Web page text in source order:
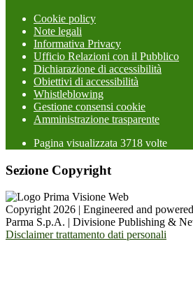
Cookie policy
Note legali
Informativa Privacy
Ufficio Relazioni con il Pubblico
Dichiarazione di accessibilità
Obiettivi di accessibilità
Whistleblowing
Gestione consensi cookie
Amministrazione trasparente
Pagina visualizzata 3718 volte
Sezione Copyright
Copyright 2026 | Engineered and
Parma S.p.A. | Divisione Publishing &
Disclaimer trattamento dati personali